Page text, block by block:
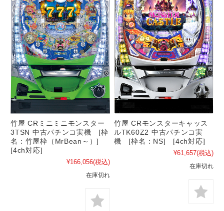
竹屋 CRミニミニモンスター
3TSN 中古パチンコ実機 [枠
名：竹屋枠（MrBean～）]
[4ch対応]
¥166,056(税込)
在庫切れ
竹屋 CRモンスターキャッス
ルTK60Z2 中古パチンコ実
機 [枠名：NS] [4ch対応]
¥61,657(税込)
在庫切れ